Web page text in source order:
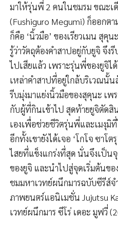
มาให้รุ่นพี่ 2 คนในชมรม ขณะเดี
(Fushiguro Megumi) ก็ออกต
ก็คือ ‘นิ้วมือ’ ของเรียวเมน สุคุ
รู้ว่าวัตถุต้องคำสาปอยู่กับยูจิ จึง
ไปเสียแล้ว เพราะรุ่นพี่ของยูจิ
เหล่าคำสาปที่อยู่ใกล้บริเวณนั้น
รีบมุ่งมาแย่งนิ้วมือของสุคุนะ เ
กับผู้ที่กินเข้าไป สุดท้ายยูจิตัด
เองเพื่อช่วยชีวิตรุ่นพี่และเมงุมิ
อีกทั้งเขายังได้เจอ ‘โกโจ ซาโ
ไสยที่แข็งแกร่งที่สุด นั่นจึงเป็น
ของยูจิ และนำไปสู่จุดเริ่มต้นขอ
ชมมหาเวทย์ผนึกมารฉบับซีรีส์
ภาพยนตร์แอนิเมชั่น Jujutsu
เวทย์ผนึกมาร ซีโร่ เดอะ มูฟวี่